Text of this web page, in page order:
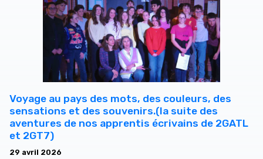
Voyage au pays des mots, des couleurs, des
sensations et des souvenirs.(la suite des
aventures de nos apprentis écrivains de 2GATL
et 2GT7)
29 avril 2026